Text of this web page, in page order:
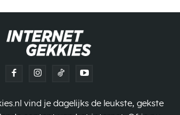
vind je dagelijks de leukste, gekste